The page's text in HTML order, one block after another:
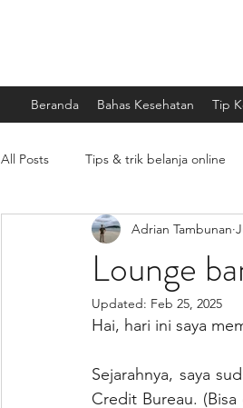
Beranda Bahas Kesehatan Tip
All Posts Tips & trik belanja online
Kesehatan Mental Artikel
Lounge
Adrian Tambunan
Updated: Feb 25, 2025
Hai, hari ini saya
Sejarahnya, saya
Credit Bureau.